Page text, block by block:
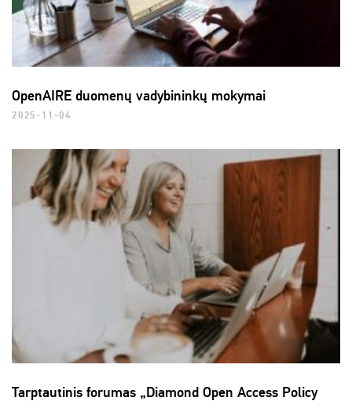
OpenAIRE duomenų vadybininkų mokymai
2025-11-04
Tarptautinis forumas „Diamond Open Access Policy